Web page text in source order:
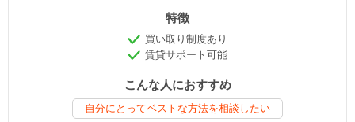
特徴
買い取り制度あり
賃貸サポート可能
こんな人におすすめ
自分にとってベストな方法を相談したい